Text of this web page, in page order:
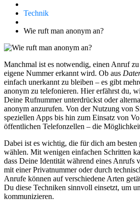
Technik
Wie ruft man anonym an?
Manchmal ist es notwendig, einen Anruf zu
eigene Nummer erkannt wird. Ob aus
einfach unerkannt zu bleiben – es gibt
anonym zu telefonieren. Hier erfährst du,
Deine Rufnummer unterdrückst oder
anonym anzurufen. Von der Nutzung von
speziellen Apps bis hin zum Einsatz von
öffentlichen Telefonzellen – die
Dabei ist es wichtig, die für dich am besten
wählen. Mit wenigen einfachen Schritten
dass Deine Identität während eines Anrufs
mit einer Privatnummer oder durch
Anrufe können auf verschiedene Arten
Du diese Techniken sinnvoll einsetzt, um
kommunizieren.